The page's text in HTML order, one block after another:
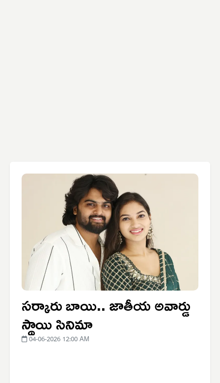
సర్కారు బాయి.. జాతీయ అవార్డు
స్థాయి సినిమా
04-06-2026 12:00 AM